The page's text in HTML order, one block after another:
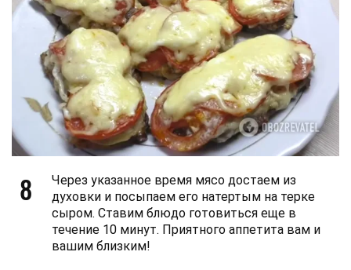
8
Через указанное время мясо достаем из
духовки и посыпаем его натертым на терке
сыром. Ставим блюдо готовиться еще в
течение 10 минут. Приятного аппетита вам и
вашим близким!